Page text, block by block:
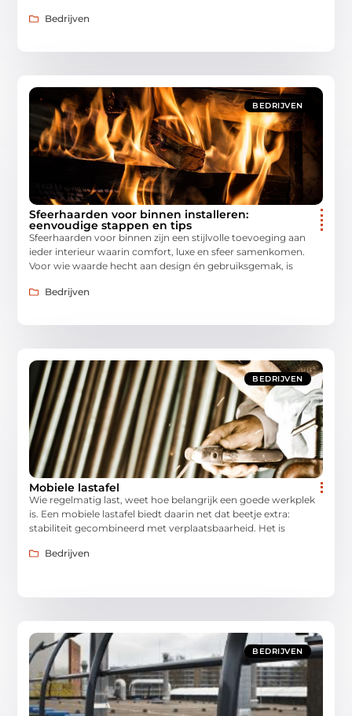
Bedrijven
BEDRIJVEN
Sfeerhaarden voor binnen installeren:
eenvoudige stappen en tips
Sfeerhaarden voor binnen zijn een stijlvolle toevoeging aan
ieder interieur waarin comfort, luxe en sfeer samenkomen.
Voor wie waarde hecht aan design én gebruiksgemak, is
Bedrijven
BEDRIJVEN
Mobiele lastafel
Wie regelmatig last, weet hoe belangrijk een goede werkplek
is. Een mobiele lastafel biedt daarin net dat beetje extra:
stabiliteit gecombineerd met verplaatsbaarheid. Het is
Bedrijven
BEDRIJVEN